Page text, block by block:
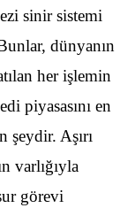
sinir sistemi
dünyanın
her işlemin
piyasasını en
şeydir. Aşırı
varlığıyla
görevi